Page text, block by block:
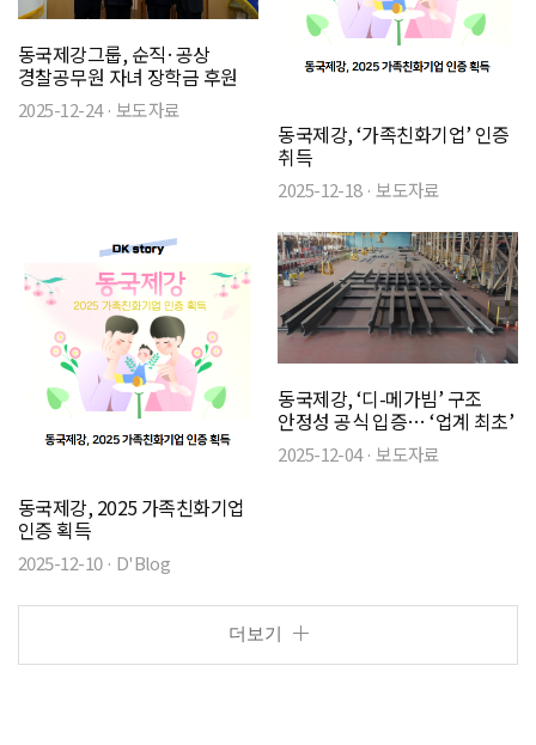
동국제강그룹, 순직·공상
경찰공무원 자녀 장학금 후원
2025-12-24 · 보도자료
동국제강, ‘가족친화기업’ 인증
취득
2025-12-18 · 보도자료
동국제강, 2025 가족친화기업
인증 획득
2025-12-10 · D'Blog
동국제강, ‘디-메가빔’ 구조
안정성 공식 입증… ‘업계 최초’
2025-12-04 · 보도자료
더보기